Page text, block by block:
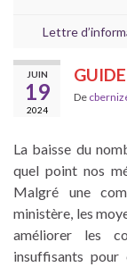
Lettre
JUIN
19
2024
De
La baisse du
quel point nos
Malgré une
ministère, les
améliorer les
insuffisants